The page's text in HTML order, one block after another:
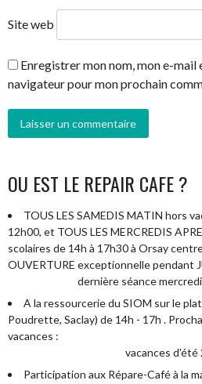
Site web
Enregistrer mon nom, mon e-mail
navigateur pour mon prochain
OU EST LE REPAIR CAFE ?
TOUS LES SAMEDIS MATIN hors
12h00, et TOUS LES MERCREDIS
scolaires de 14h à 17h30 à Orsay
OUVERTURE exceptionnelle pendant
dernière séance
A la ressourcerie du SIOM sur le
Poudrette, Saclay) de 14h - 17h .
vacances :
vacances d'été
Participation aux Répare-Café à la